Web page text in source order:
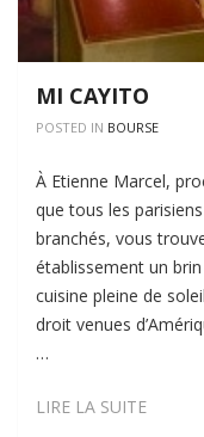
MI CAYITO
POSTED IN BOURSE
À Etienne Marcel,
que tous les
branchés, vous
établissement un
cuisine pleine de
droit venues
…
LIRE LA SUITEMI